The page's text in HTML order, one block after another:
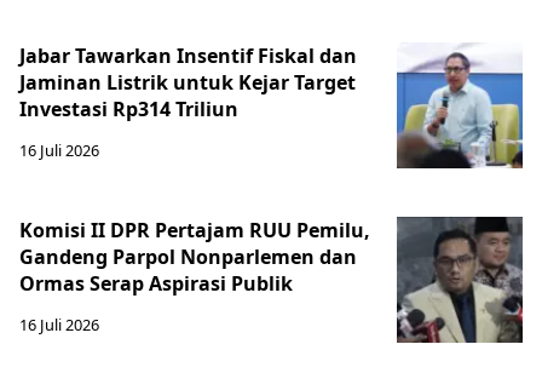
Jabar Tawarkan Insentif Fiskal dan
Jaminan Listrik untuk Kejar Target
Investasi Rp314 Triliun
16 Juli 2026
Komisi II DPR Pertajam RUU Pemilu,
Gandeng Parpol Nonparlemen dan
Ormas Serap Aspirasi Publik
16 Juli 2026